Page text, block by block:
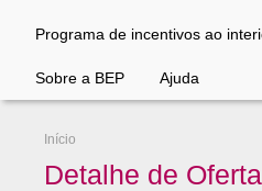
Programa de incentivos ao
Sobre a BEP Ajuda
Início
Detalhe de